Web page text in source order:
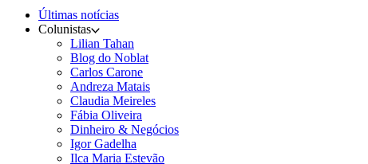
Últimas notícias
Colunistas
Lilian Tahan
Blog do Noblat
Carlos Carone
Andreza Matais
Claudia Meireles
Fábia Oliveira
Dinheiro & Negócios
Igor Gadelha
Ilca Maria Estevão